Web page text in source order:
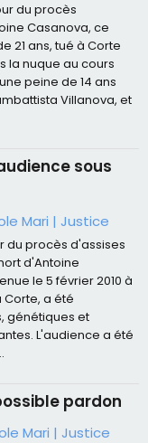
du procès
Casanova, ce
21 ans, tué à Corte
la nuque au cours
peine de 14 ans
Villanova, et
sous
Mari |Justice
du procès d'assises
d'Antoine
le 5 février 2010 à
Corte, a été
génétiques et
L'audience a été
pardon
Mari |Justice